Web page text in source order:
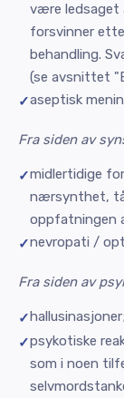
være ledsaget
forsvinner
behandling.
(se avsnittet
aseptisk
Fra siden av
midlertidige
nærsynthet,
oppfatningen
nevropati /
Fra siden av
hallusinasjoner;
psykotiske
som i noen